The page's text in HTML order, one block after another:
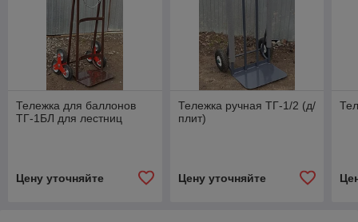
Тележка для баллонов
ТГ-1БЛ для лестниц
Цену уточняйте
Тележка ручная ТГ-1/2 (д/
плит)
Цену уточняйте